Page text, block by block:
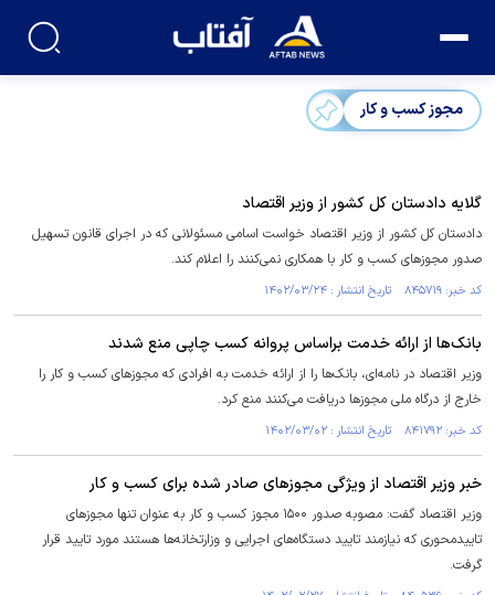
مجوز کسب و کار
گلایه دادستان کل کشور از وزیر اقتصاد
دادستان کل کشور از وزیر اقتصاد خواست اسامی مسئولانی که در اجرای قانون تسهیل
صدور مجوز‌های کسب و کار با همکاری نمی‌کنند را اعلام کند.
کد خبر: ۸۴۵۷۱۹ تاریخ انتشار : ۱۴۰۲/۰۳/۲۴
بانک‌ها از ارائه خدمت براساس پروانه کسب چاپی منع شدند
وزیر اقتصاد در نامه‌ای، بانک‌ها را از ارائه خدمت به افرادی که مجوز‌های کسب و کار را
خارج از درگاه ملی مجوز‌ها دریافت می‌کنند منع کرد.
کد خبر: ۸۴۱۷۹۲ تاریخ انتشار : ۱۴۰۲/۰۳/۰۲
خبر وزیر اقتصاد از ویژگی مجوز‌های صادر شده برای کسب و کار
وزیر اقتصاد گفت: مصوبه صدور ۱۵۰۰ مجوز کسب و کار به عنوان تنها مجوز‌های
تاییدمحوری که نیازمند تایید دستگاه‌های اجرایی و وزارتخانه‌ها هستند مورد تایید قرار
گرفت.